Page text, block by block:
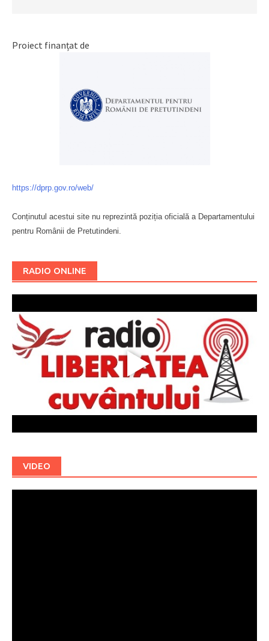
Proiect finanțat de
https://dprp.gov.ro/web/
Conținutul acestui site nu reprezintă poziția oficială a Departamentului
pentru Românii de Pretutindeni.
RADIO ONLINE
VIDEO